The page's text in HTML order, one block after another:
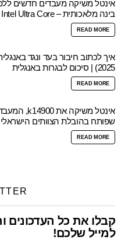
אינטל משיקה מעבדים חדשים
בינה מלאכותית – Intel Ultra Core ו- Intel Xeon מהדור ה-5
READ MORE
2025) | סיכום לבגרות באנגלית
READ MORE
שפותח בהובלת הצוותים
READ MORE
קבלו את כל העדכונים
למייל שלכם!